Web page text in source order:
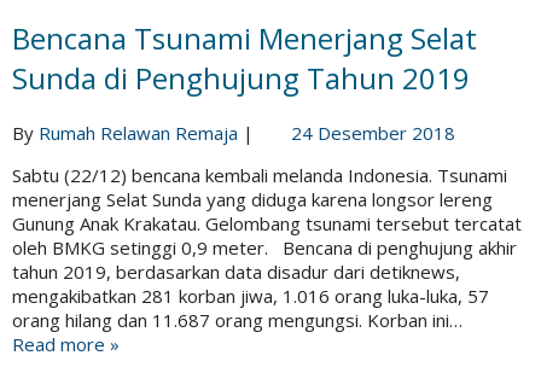
Bencana Tsunami Menerjang Selat
Sunda di Penghujung Tahun 2019
By Rumah Relawan Remaja |
24 Desember 2018
Sabtu (22/12) bencana kembali melanda Indonesia. Tsunami
menerjang Selat Sunda yang diduga karena longsor lereng
Gunung Anak Krakatau. Gelombang tsunami tersebut tercatat
oleh BMKG setinggi 0,9 meter. Bencana di penghujung akhir
tahun 2019, berdasarkan data disadur dari detiknews,
mengakibatkan 281 korban jiwa, 1.016 orang luka-luka, 57
orang hilang dan 11.687 orang mengungsi. Korban ini…
Read more »